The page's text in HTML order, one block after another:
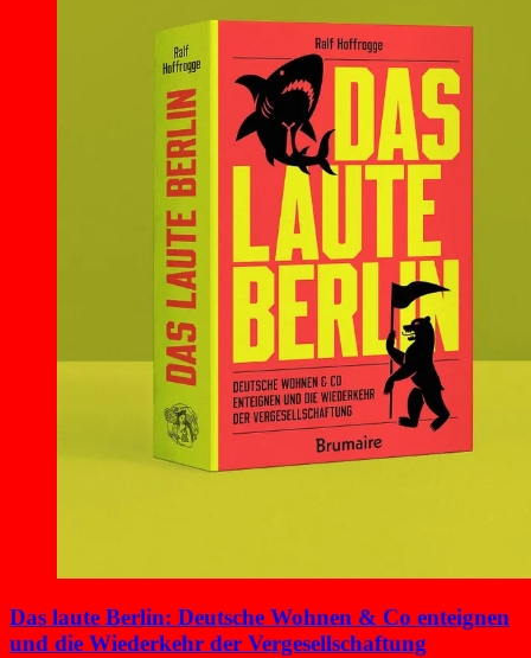
Das laute Berlin: Deutsche Wohnen & Co enteignen
und die Wiederkehr der Vergesellschaftung